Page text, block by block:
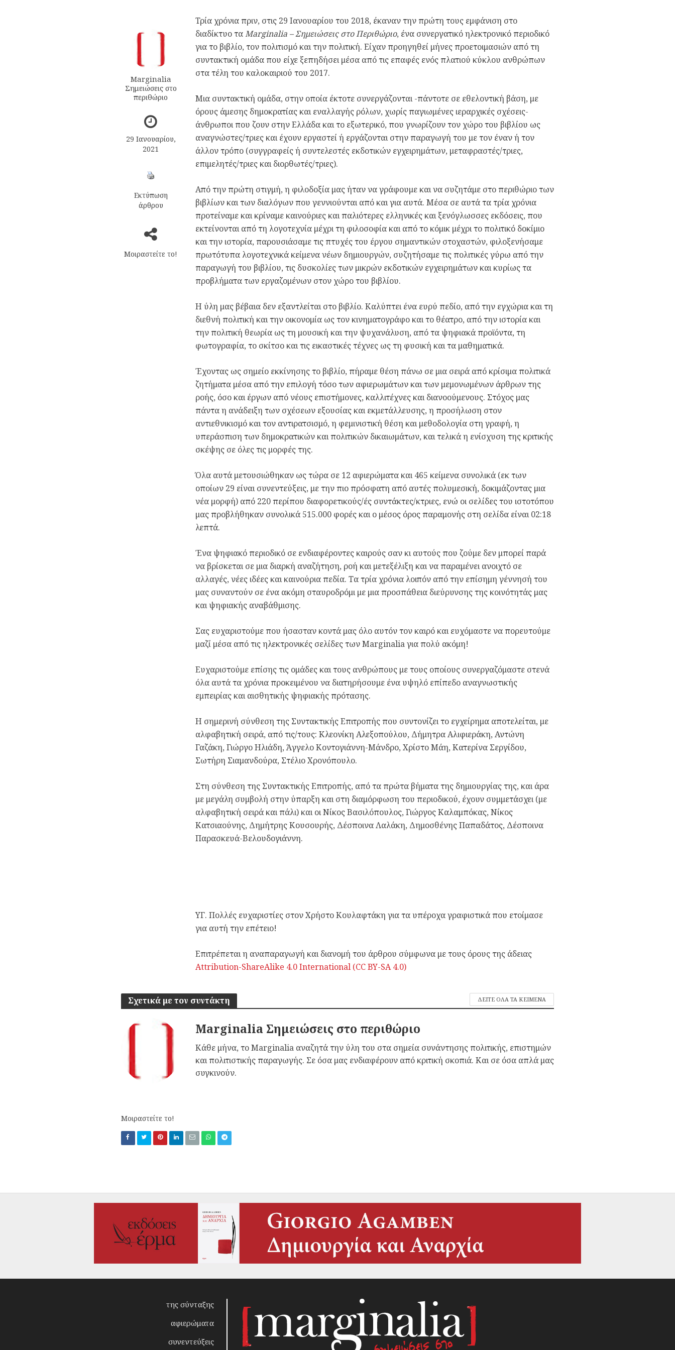
Marginalia
Σημειώσεις στο
περιθώριο
29 Ιανουαρίου,
2021
Εκτύπωση
άρθρου
Μοιραστείτε το!
Τρία χρόνια πριν, στις 29 Ιανουαρίου του 2018, έκαναν την πρώτη τους εμφάνιση στο
διαδίκτυο ταMarginalia – Σημειώσεις στο Περιθώριο, ένα συνεργατικό ηλεκτρονικό περιοδικό
για το βιβλίο, τον πολιτισμό και την πολιτική. Είχαν προηγηθεί μήνες προετοιμασιών από τη
συντακτική ομάδα που είχε ξεπηδήσει μέσα από τις επαφές ενός πλατιού κύκλου ανθρώπων
στα τέλη του καλοκαιριού του 2017.
Μια συντακτική ομάδα, στην οποία έκτοτε συνεργάζονται -πάντοτε σε εθελοντική βάση, με
όρους άμεσης δημοκρατίας και εναλλαγής ρόλων, χωρίς παγιωμένες ιεραρχικές σχέσεις-
άνθρωποι που ζουν στην Ελλάδα και το εξωτερικό, που γνωρίζουν τον χώρο του βιβλίου ως
αναγνώστες/τριες και έχουν εργαστεί ή εργάζονται στην παραγωγή του με τον έναν ή τον
άλλον τρόπο (συγγραφείς ή συντελεστές εκδοτικών εγχειρημάτων, μεταφραστές/τριες,
επιμελητές/τριες και διορθωτές/τριες).
Από την πρώτη στιγμή, η φιλοδοξία μας ήταν να γράφουμε και να συζητάμε στο περιθώριο των
βιβλίων και των διαλόγων που γεννιούνται από και για αυτά. Μέσα σε αυτά τα τρία χρόνια
προτείναμε και κρίναμε καινούριες και παλιότερες ελληνικές και ξενόγλωσσες εκδόσεις, που
εκτείνονται από τη λογοτεχνία μέχρι τη φιλοσοφία και από το κόμικ μέχρι το πολιτικό δοκίμιο
και την ιστορία, παρουσιάσαμε τις πτυχές του έργου σημαντικών στοχαστών, φιλοξενήσαμε
πρωτότυπα λογοτεχνικά κείμενα νέων δημιουργών, συζητήσαμε τις πολιτικές γύρω από την
παραγωγή του βιβλίου, τις δυσκολίες των μικρών εκδοτικών εγχειρημάτων και κυρίως τα
προβλήματα των εργαζομένων στον χώρο του βιβλίου.
Η ύλη μας βέβαια δεν εξαντλείται στο βιβλίο. Καλύπτει ένα ευρύ πεδίο, από την εγχώρια και τη
διεθνή πολιτική και την οικονομία ως τον κινηματογράφο και το θέατρο, από την ιστορία και
την πολιτική θεωρία ως τη μουσική και την ψυχανάλυση, από τα ψηφιακά προϊόντα, τη
φωτογραφία, το σκίτσο και τις εικαστικές τέχνες ως τη φυσική και τα μαθηματικά.
Έχοντας ως σημείο εκκίνησης το βιβλίο, πήραμε θέση πάνω σε μια σειρά από κρίσιμα πολιτικά
ζητήματα μέσα από την επιλογή τόσο των αφιερωμάτων και των μεμονωμένων άρθρων της
ροής, όσο και έργων από νέους επιστήμονες, καλλιτέχνες και διανοούμενους. Στόχος μας
πάντα η ανάδειξη των σχέσεων εξουσίας και εκμετάλλευσης, η προσήλωση στον
αντιεθνικισμό και τον αντιρατσισμό, η φεμινιστική θέση και μεθοδολογία στη γραφή, η
υπεράσπιση των δημοκρατικών και πολιτικών δικαιωμάτων, και τελικά η ενίσχυση της κριτικής
σκέψης σε όλες τις μορφές της.
Όλα αυτά μετουσιώθηκαν ως τώρα σε 12 αφιερώματα και 465 κείμενα συνολικά (εκ των
οποίων 29 είναι συνεντεύξεις, με την πιο πρόσφατη από αυτές πολυμεσική, δοκιμάζοντας μια
νέα μορφή) από 220 περίπου διαφορετικούς/ές συντάκτες/κτριες, ενώ οι σελίδες του ιστοτόπου
μας προβλήθηκαν συνολικά 515.000 φορές και ο μέσος όρος παραμονής στη σελίδα είναι 02:18
λεπτά.
Ένα ψηφιακό περιοδικό σε ενδιαφέροντες καιρούς σαν κι αυτούς που ζούμε δεν μπορεί παρά
να βρίσκεται σε μια διαρκή αναζήτηση, ροή και μετεξέλιξη και να παραμένει ανοιχτό σε
αλλαγές, νέες ιδέες και καινούρια πεδία. Τα τρία χρόνια λοιπόν από την επίσημη γέννησή του
μας συναντούν σε ένα ακόμη σταυροδρόμι με μια προσπάθεια διεύρυνσης της κοινότητάς μας
και ψηφιακής αναβάθμισης.
Σας ευχαριστούμε που ήσασταν κοντά μας όλο αυτόν τον καιρό και ευχόμαστε να πορευτούμε
μαζί μέσα από τις ηλεκτρονικές σελίδες των Marginalia για πολύ ακόμη!
Ευχαριστούμε επίσης τις ομάδες και τους ανθρώπους με τους οποίους συνεργαζόμαστε στενά
όλα αυτά τα χρόνια προκειμένου να διατηρήσουμε ένα υψηλό επίπεδο αναγνωστικής
εμπειρίας και αισθητικής ψηφιακής πρότασης.
Η σημερινή σύνθεση της Συντακτικής Επιτροπής που συντονίζει το εγχείρημα αποτελείται, με
αλφαβητική σειρά, από τις/τους: Κλεονίκη Αλεξοπούλου, Δήμητρα Αλιφιεράκη, Αντώνη
Γαζάκη, Γιώργο Ηλιάδη, Άγγελο Κοντογιάννη-Μάνδρο, Χρίστο Μάη, Κατερίνα Σεργίδου,
Σωτήρη Σιαμανδούρα, Στέλιο Χρονόπουλο.
Στη σύνθεση της Συντακτικής Επιτροπής, από τα πρώτα βήματα της δημιουργίας της, και άρα
με μεγάλη συμβολή στην ύπαρξη και στη διαμόρφωση του περιοδικού, έχουν συμμετάσχει (με
αλφαβητική σειρά και πάλι) και οι Νίκος Βασιλόπουλος, Γιώργος Καλαμπόκας, Νίκος
Κατσιαούνης, Δημήτρης Κουσουρής, Δέσποινα Λαλάκη, Δημοσθένης Παπαδάτος, Δέσποινα
Παρασκευά-Βελουδογιάννη.
ΥΓ. Πολλές ευχαριστίες στον Χρήστο Κουλαφτάκη για τα υπέροχα γραφιστικά που ετοίμασε
για αυτή την επέτειο!
Επιτρέπεται η αναπαραγωγή και διανομή του άρθρου σύμφωνα με τους όρους της άδειας
Attribution-ShareAlike 4.0 International (CC BY-SA 4.0)
Σχετικά με τον συντάκτη ΔΕΙΤΕ ΟΛΑ ΤΑ ΚΕΙΜΕΝΑ
Marginalia Σημειώσεις στο περιθώριο
Κάθε μήνα, το Marginalia αναζητά την ύλη του στα σημεία συνάντησης πολιτικής, επιστημών
και πολιτιστικής παραγωγής. Σε όσα μας ενδιαφέρουν από κριτική σκοπιά. Και σε όσα απλά μας
συγκινούν.
Μοιραστείτε το!
της σύνταξης
αφιερώματα
συνεντεύξεις